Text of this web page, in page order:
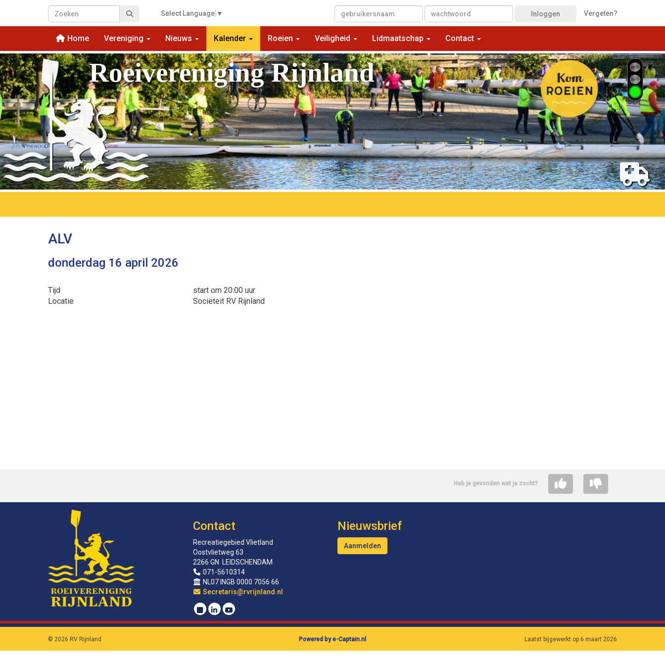
Select Language ▼ Inloggen Vergeten?
Home Vereniging Nieuws Kalender Roeien Veiligheid Lidmaatschap Contact
Roeivereniging Rijnland
ALV
donderdag 16 april 2026
Tijd
start om 20:00 uur
Locatie
Sociëteit RV Rijnland
Heb je gevonden wat je zocht?
Contact
Recreatiegebied Vlietland
Oostvlietweg 63
2266 GN LEIDSCHENDAM
071-5610314
NL07 INGB 0000 7056 66
siraterceS@rvrijnland.nl
Nieuwsbrief
Aanmelden
© 2026 RV Rijnland Powered by e-Captain.nl Laatst bijgewerkt op 6 maart 2026